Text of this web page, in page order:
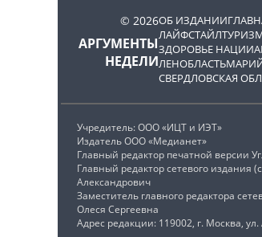
© 2026
АРГУМЕНТЫ
НЕДЕЛИ
ОБ ИЗДАНИИ
ЛАЙФСТАЙЛ
ЗДОРОВЬЕ НАЦИИ
ЛЕНОБЛАСТЬ
СВЕРДЛОВСКАЯ
Учредитель: ООО «ИЦТ и ИЭТ»
Издатель ООО «Медианет»
Главный редактор печатной версии
Главный редактор сетевого издания
Александрович
Заместитель главного редактора
Олеся Сергеевна
Адрес редакции: 119002, г. Москва,